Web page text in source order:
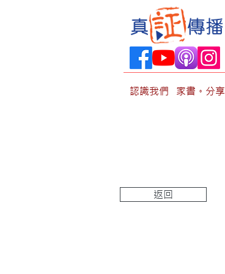
認識我們 家書。分享
返回